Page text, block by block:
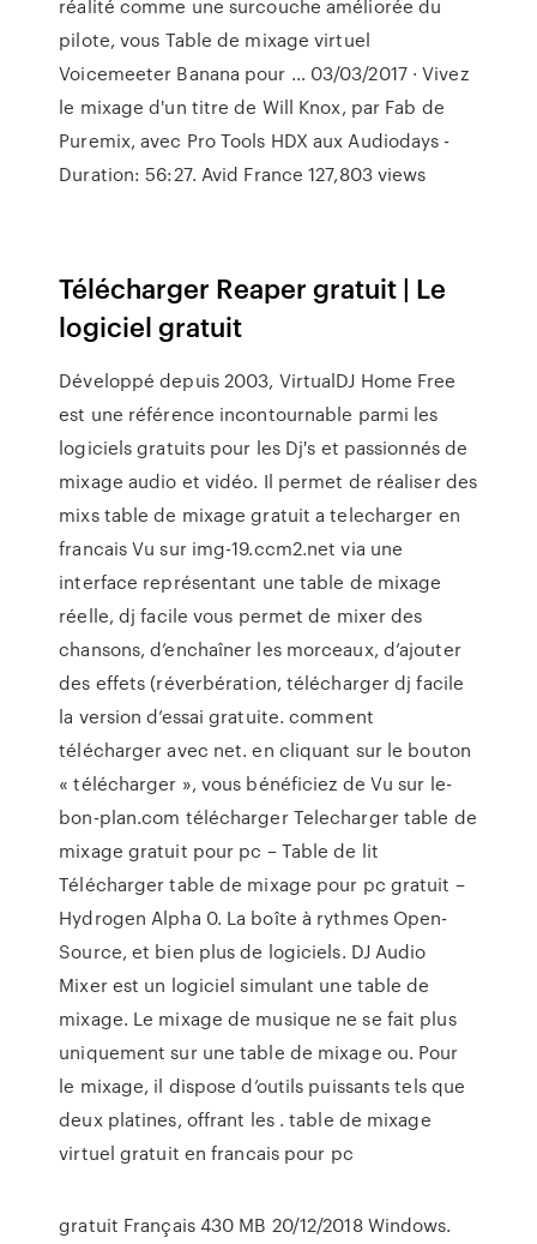
réalité comme une surcouche améliorée du
pilote, vous Table de mixage virtuel
Voicemeeter Banana pour … 03/03/2017 · Vivez
le mixage d'un titre de Will Knox, par Fab de
Puremix, avec Pro Tools HDX aux Audiodays -
Duration: 56:27. Avid France 127,803 views
Télécharger Reaper gratuit | Le
logiciel gratuit
Développé depuis 2003, VirtualDJ Home Free
est une référence incontournable parmi les
logiciels gratuits pour les Dj's et passionnés de
mixage audio et vidéo. Il permet de réaliser des
mixs table de mixage gratuit a telecharger en
francais Vu sur img-19.ccm2.net via une
interface représentant une table de mixage
réelle, dj facile vous permet de mixer des
chansons, d’enchaîner les morceaux, d’ajouter
des effets (réverbération, télécharger dj facile
la version d’essai gratuite. comment
télécharger avec net. en cliquant sur le bouton
« télécharger », vous bénéficiez de Vu sur le-
bon-plan.com télécharger Telecharger table de
mixage gratuit pour pc – Table de lit
Télécharger table de mixage pour pc gratuit –
Hydrogen Alpha 0. La boîte à rythmes Open-
Source, et bien plus de logiciels. DJ Audio
Mixer est un logiciel simulant une table de
mixage. Le mixage de musique ne se fait plus
uniquement sur une table de mixage ou. Pour
le mixage, il dispose d’outils puissants tels que
deux platines, offrant les . table de mixage
virtuel gratuit en francais pour pc
gratuit Français 430 MB 20/12/2018 Windows.